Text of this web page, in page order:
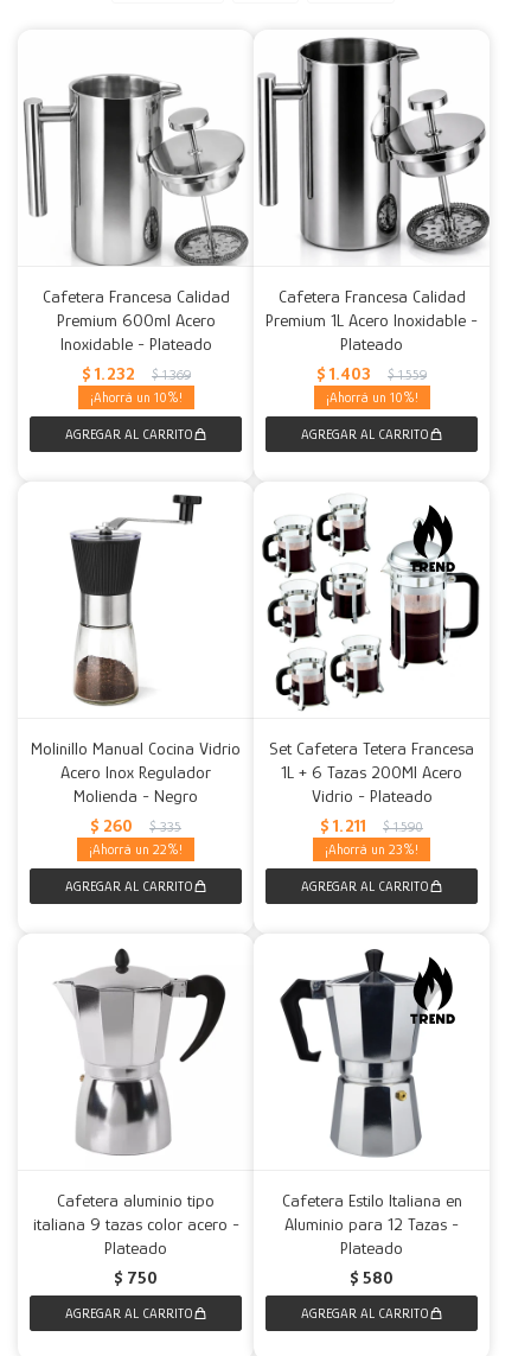
Cafetera Francesa Calidad
Premium 600ml Acero
Inoxidable - Plateado
$ 1.232 $ 1.369
10
Cafetera Francesa Calidad
Premium 1L Acero Inoxidable -
Plateado
$ 1.403 $ 1.559
10
Molinillo Manual Cocina Vidrio
Acero Inox Regulador
Molienda - Negro
$ 260 $ 335
22
Set Cafetera Tetera Francesa
1L + 6 Tazas 200Ml Acero
Vidrio - Plateado
$ 1.211 $ 1.590
23
Cafetera aluminio tipo
italiana 9 tazas color acero -
Plateado
$ 750
Cafetera Estilo Italiana en
Aluminio para 12 Tazas -
Plateado
$ 580
Fundas
Accesorios para el hogar
Herramientas
Muebles Infantiles